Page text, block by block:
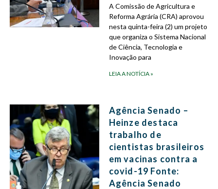
A Comissão de Agricultura e
Reforma Agrária (CRA) aprovou
nesta quinta-feira (2) um projeto
que organiza o Sistema Nacional
de Ciência, Tecnologia e
Inovação para
LEIA A NOTÍCIA »
Agência Senado –
Heinze destaca
trabalho de
cientistas brasileiros
em vacinas contra a
covid-19 Fonte:
Agência Senado